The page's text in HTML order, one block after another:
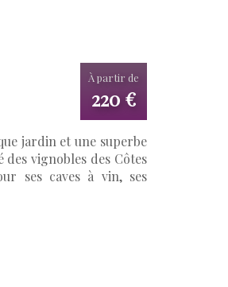
À partir de
220 €
jardin et une superbe
vignobles des Côtes
ses caves à vin, ses